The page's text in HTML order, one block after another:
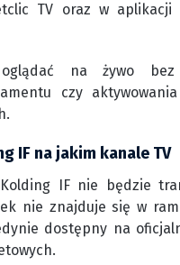
TV oraz w aplikacji
na żywo bez
czy
IF na jakim kanale TV
IF nie będzie
nie znajduje się w
dostępny na